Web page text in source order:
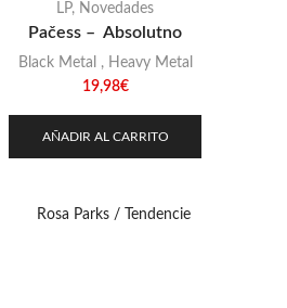
LP, Novedades
Pačess – Absolutno
Black Metal , Heavy Metal
19,98€
AÑADIR AL CARRITO